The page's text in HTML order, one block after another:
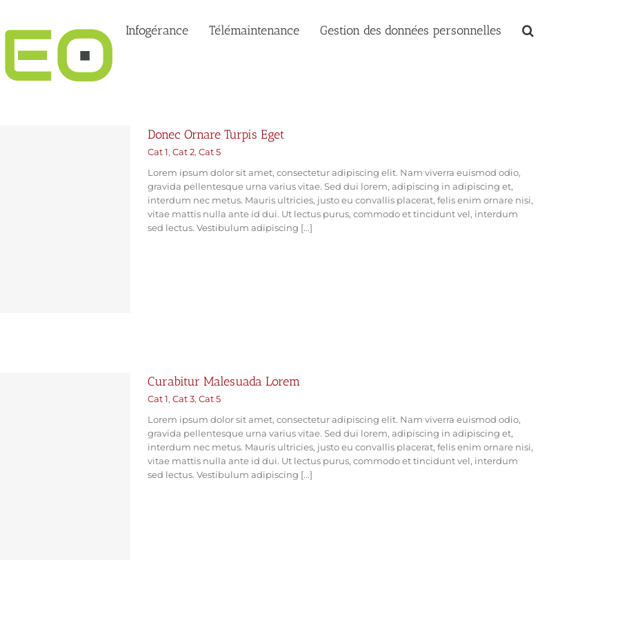
Infogérance Télémaintenance Gestion des données personnelles
Donec Ornare Turpis Eget
Cat 1, Cat 2, Cat 5
Lorem ipsum dolor sit amet, consectetur adipiscing elit. Nam viverra euismod odio,
gravida pellentesque urna varius vitae. Sed dui lorem, adipiscing in adipiscing et,
interdum nec metus. Mauris ultricies, justo eu convallis placerat, felis enim ornare nisi,
vitae mattis nulla ante id dui. Ut lectus purus, commodo et tincidunt vel, interdum
sed lectus. Vestibulum adipiscing [...]
Curabitur Malesuada Lorem
Cat 1, Cat 3, Cat 5
Lorem ipsum dolor sit amet, consectetur adipiscing elit. Nam viverra euismod odio,
gravida pellentesque urna varius vitae. Sed dui lorem, adipiscing in adipiscing et,
interdum nec metus. Mauris ultricies, justo eu convallis placerat, felis enim ornare nisi,
vitae mattis nulla ante id dui. Ut lectus purus, commodo et tincidunt vel, interdum
sed lectus. Vestibulum adipiscing [...]